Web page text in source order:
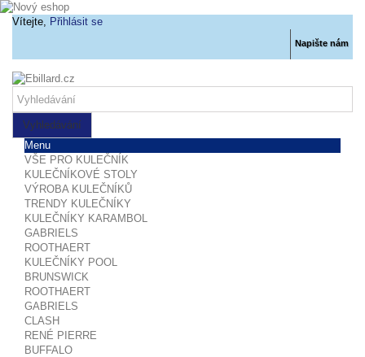
Vítejte, Přihlásit se
Napište nám
Vyhledávání
Menu
VŠE PRO KULEČNÍK
KULEČNÍKOVÉ STOLY
VÝROBA KULEČNÍKŮ
TRENDY KULEČNÍKY
KULEČNÍKY KARAMBOL
GABRIELS
ROOTHAERT
KULEČNÍKY POOL
BRUNSWICK
ROOTHAERT
GABRIELS
CLASH
RENÉ PIERRE
BUFFALO